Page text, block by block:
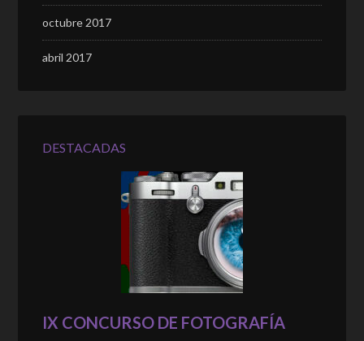
octubre 2017
abril 2017
DESTACADAS
IX CONCURSO DE FOTOGRAFÍA